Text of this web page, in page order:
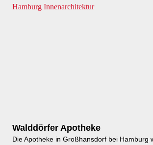
Walddörfer Apotheke
Die Apotheke in Großhansdorf bei Hamburg